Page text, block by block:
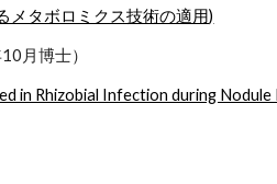
メタボロミクス技術の適用)
月博士）
in Rhizobial Infection during